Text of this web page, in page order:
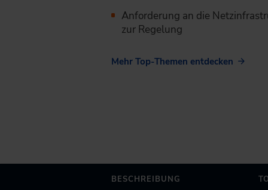
Anforderung an die
zur Regelung
Mehr Top-Themen entdecken
BESCHREIBUNG